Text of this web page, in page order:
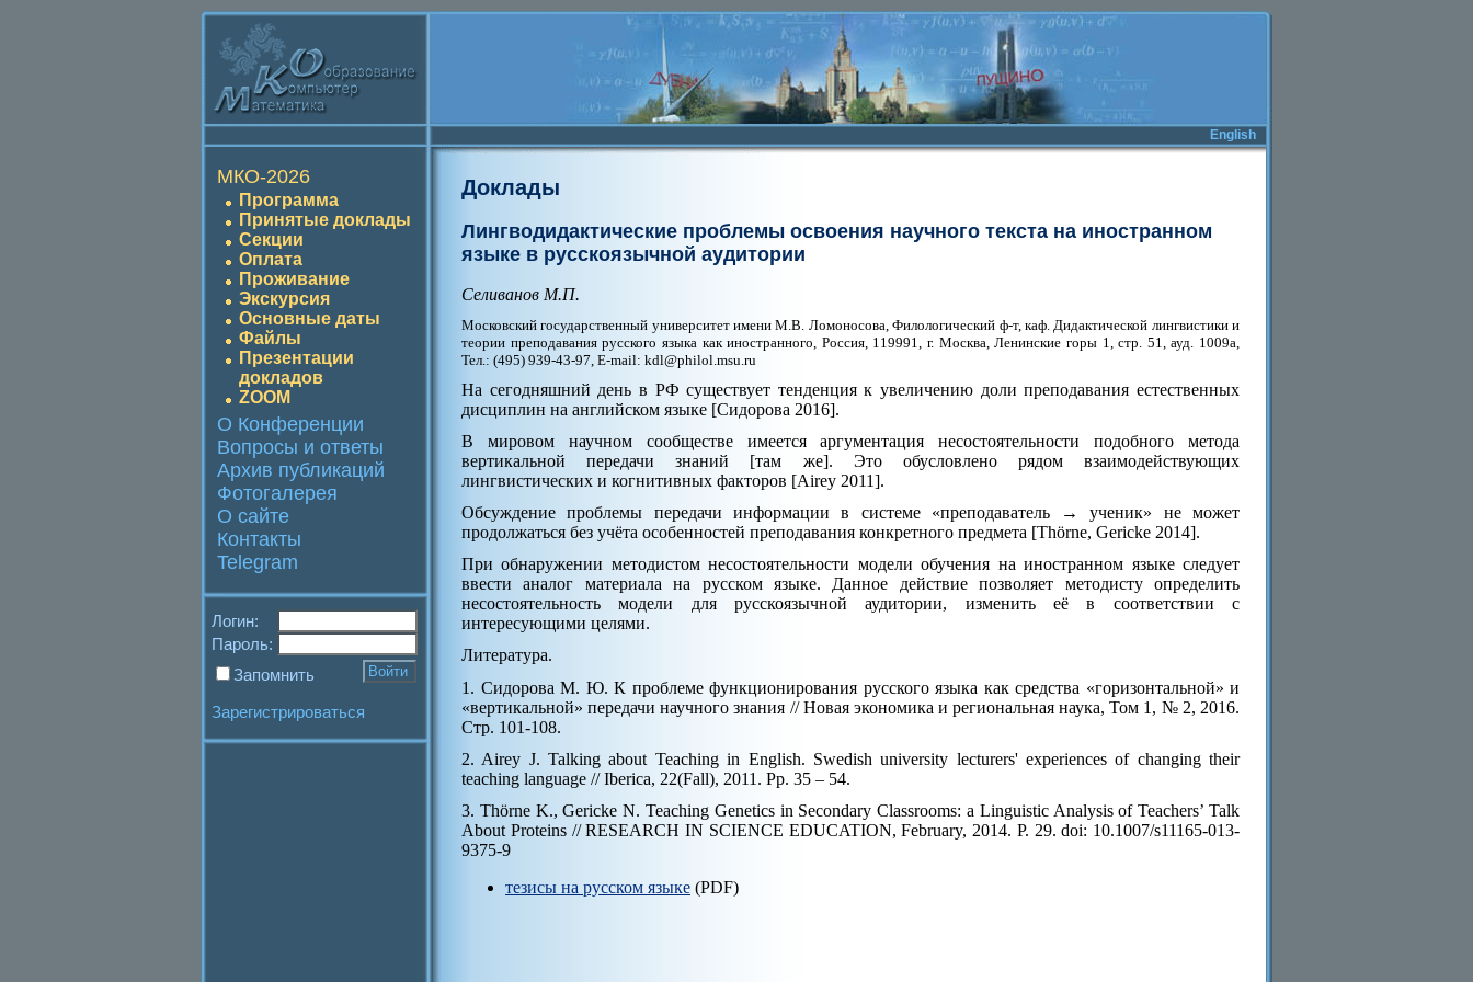
English
МКО-2026
Программа
Принятые доклады
Секции
Оплата
Проживание
Экскурсия
Основные даты
Файлы
Презентации
докладов
ZOOM
О Конференции
Вопросы и ответы
Архив публикаций
Фотогалерея
О сайте
Контакты
Telegram
Логин:
Пароль:
Запомнить
Зарегистрироваться
Доклады
Лингводидактические проблемы освоения научного текста на иностранном
языке в русскоязычной аудитории
Селиванов М.П.
Московский государственный университет имени М.В. Ломоносова, Филологический ф-т, каф. Дидактической лингвистики и
теории преподавания русского языка как иностранного, Россия, 119991, г. Москва, Ленинские горы 1, стр. 51, ауд. 1009а,
Тел.: (495) 939-43-97, E-mail: kdl@philol.msu.ru
На сегодняшний день в РФ существует тенденция к увеличению доли преподавания естественных
дисциплин на английском языке [Сидорова 2016].
В мировом научном сообществе имеется аргументация несостоятельности подобного метода
вертикальной передачи знаний [там же]. Это обусловлено рядом взаимодействующих
лингвистических и когнитивных факторов [Airey 2011].
Обсуждение проблемы передачи информации в системе «преподаватель → ученик» не может
продолжаться без учёта особенностей преподавания конкретного предмета [Thörne, Gericke 2014].
При обнаружении методистом несостоятельности модели обучения на иностранном языке следует
ввести аналог материала на русском языке. Данное действие позволяет методисту определить
несостоятельность модели для русскоязычной аудитории, изменить её в соответствии с
интересующими целями.
Литература.
1. Сидорова М. Ю. К проблеме функционирования русского языка как средства «горизонтальной» и
«вертикальной» передачи научного знания // Новая экономика и региональная наука, Том 1, № 2, 2016.
Стр. 101-108.
2. Airey J. Talking about Teaching in English. Swedish university lecturers' experiences of changing their
teaching language // Iberica, 22(Fall), 2011. Pp. 35 – 54.
3. Thörne K., Gericke N. Teaching Genetics in Secondary Classrooms: a Linguistic Analysis of Teachers’ Talk
About Proteins // RESEARCH IN SCIENCE EDUCATION, February, 2014. P. 29. doi: 10.1007/s11165-013-
9375-9
тезисы на русском языке (PDF)